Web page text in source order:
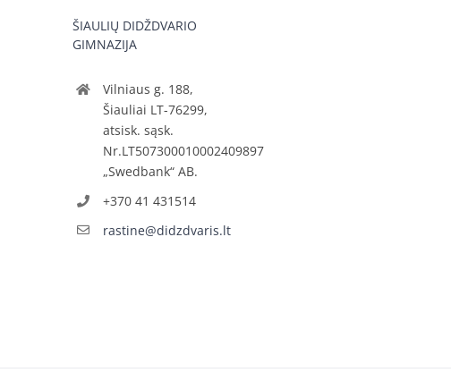
ŠIAULIŲ DIDŽDVARIO
GIMNAZIJA
Vilniaus g. 188,
Šiauliai LT-76299,
atsisk. sąsk.
Nr.LT507300010002409897
„Swedbank“ AB.
+370 41 431514
rastine@didzdvaris.lt